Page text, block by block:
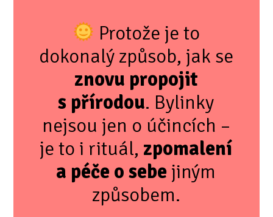
Protože je to
dokonalý způsob, jak se
znovu propojit
s přírodou. Bylinky
nejsou jen o účincích –
je to i rituál, zpomalení
a péče o sebe jiným
způsobem.